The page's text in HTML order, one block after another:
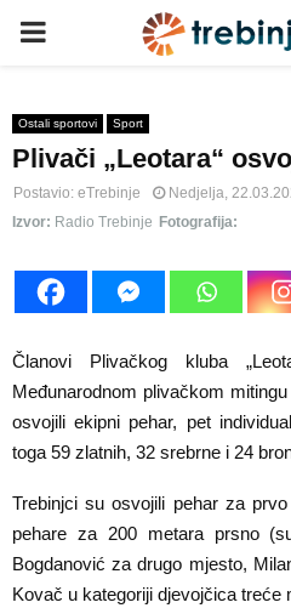
P
I
M
A
R
Y
M
E
Ostali sportovi Sport
Plivači „Leotara“
Postavio: eTrebinje Nedjelja,
Izvor: Radio Trebinje Fotografija:
Članovi Plivačkog kluba
Međunarodnom plivačkom
osvojili ekipni pehar, pet
toga 59 zlatnih, 32 srebrne i 24
Trebinjci su osvojili pehar za
pehare za 200 metara prsno
Bogdanović za drugo mjesto,
Kovač u kategoriji djevojčica treće